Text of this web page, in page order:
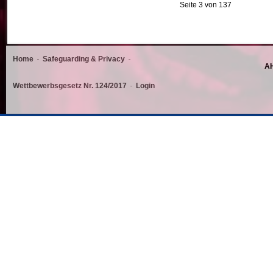
Seite 3 von 137
Home Safeguarding & Privacy
Wettbewerbsgesetz Nr. 124/2017 Login